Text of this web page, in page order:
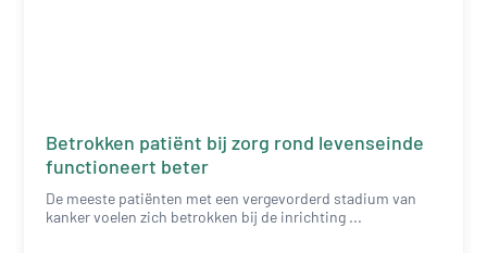
Betrokken patiënt bij zorg rond levenseinde
functioneert beter
De meeste patiënten met een vergevorderd stadium van
kanker voelen zich betrokken bij de inrichting ...